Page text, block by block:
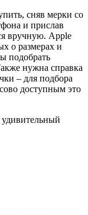
сняв мерки со
и прислав
вручную. Apple
о размерах и
подобрать
нужна справка
– для подбора
доступным это